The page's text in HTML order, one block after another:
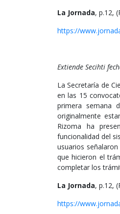
La Jornada, p.12,
https://
Extiende Secihti
La Secretaría de
en las 15
primera semana
originalmente
Rizoma ha
funcionalidad del
usuarios
que hicieron el
completar los
La Jornada, p.12,
https://